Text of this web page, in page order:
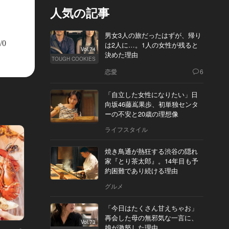
0
東カレ主催イベントレポート Vol.28
人気の記事
Vol.74
TOUGH COOKIES
男女3人の旅だったはずが、帰り
は2人に…。1人の女性が残ると
決めた理由
恋愛 6
「自立した女性になりたい」日
向坂46藤嶌果歩、初単独センタ
ーの不安と20歳の理想像
ライフスタイル
焼き鳥通が熱狂する渋谷の隠れ
家『とり茶太郎』。14年目も予
約困難であり続ける理由
グルメ
Vol.73
「今日はたくさん甘えちゃお」
再会した母の無邪気な一言に、